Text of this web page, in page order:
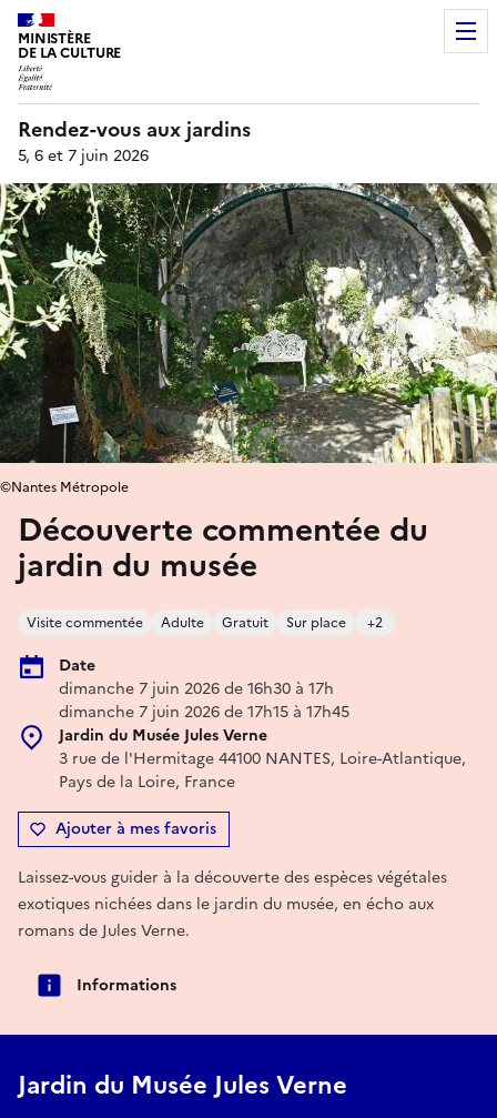
MINISTÈRE
DE LA CULTURE
Rendez-vous aux jardins
5, 6 et 7 juin 2026
Découverte commentée du
jardin du musée
Visite commentée Adulte Gratuit Sur place +2
Date
dimanche 7 juin 2026 de 16h30 à 17h
dimanche 7 juin 2026 de 17h15 à 17h45
Jardin du Musée Jules Verne
3 rue de l'Hermitage 44100 NANTES, Loire-Atlantique,
Pays de la Loire, France
Ajouter à mes favoris
©Nantes Métropole
Laissez-vous guider à la découverte des espèces végétales
exotiques nichées dans le jardin du musée, en écho aux
romans de Jules Verne.
Informations
Jardin du Musée Jules Verne